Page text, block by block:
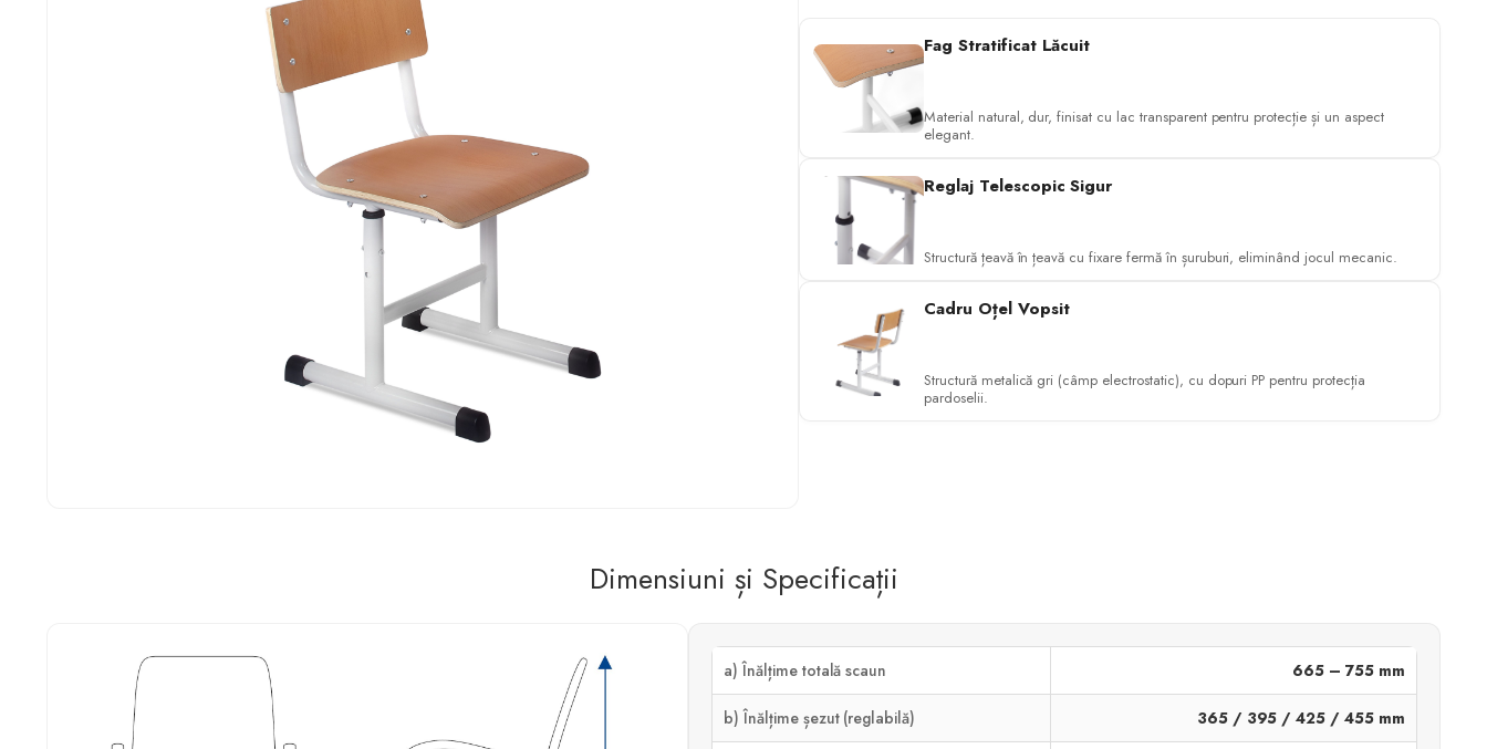
Fag Stratificat Lăcuit
Material natural, dur, finisat cu lac transparent pentru protecție și un aspect
elegant.
Reglaj Telescopic Sigur
Structură țeavă în țeavă cu fixare fermă în șuruburi, eliminând jocul mecanic.
Cadru Oțel Vopsit
Structură metalică gri (câmp electrostatic), cu dopuri PP pentru protecția
pardoselii.
Dimensiuni și Specificații
a) Înălțime totală scaun 665 – 755 mm
b) Înălțime șezut (reglabilă) 365 / 395 / 425 / 455 mm